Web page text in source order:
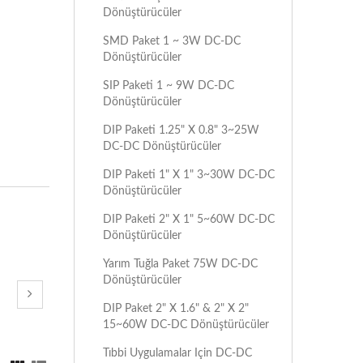
Dönüştürücüler
SMD Paket 1 ~ 3W DC-DC
Dönüştürücüler
SIP Paketi 1 ~ 9W DC-DC
Dönüştürücüler
DIP Paketi 1.25" X 0.8" 3~25W
DC-DC Dönüştürücüler
DIP Paketi 1" X 1" 3~30W DC-DC
Dönüştürücüler
DIP Paketi 2" X 1" 5~60W DC-DC
Dönüştürücüler
Yarım Tuğla Paket 75W DC-DC
Dönüştürücüler
DIP Paket 2" X 1.6" & 2" X 2"
15~60W DC-DC Dönüştürücüler
Tıbbi Uygulamalar Için DC-DC